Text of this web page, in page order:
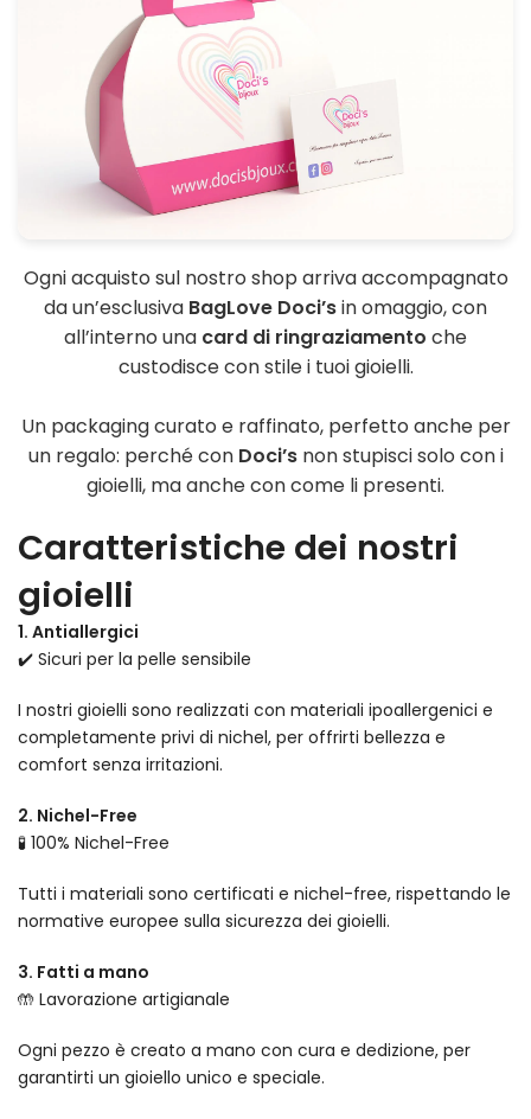
Ogni acquisto sul nostro shop arriva accompagnato
da un’esclusiva BagLove Doci’sin omaggio, con
all’interno una card di ringraziamento che
custodisce con stile i tuoi gioielli.
Un packaging curato e raffinato, perfetto anche per
un regalo: perché con Doci’snon stupisci solo con i
gioielli, ma anche con come li presenti.
Caratteristiche dei nostri
gioielli
1. Antiallergici
✔️ Sicuri per la pelle sensibile
I nostri gioielli sono realizzati con materiali ipoallergenici e
completamente privi di nichel, per offrirti bellezza e
comfort senza irritazioni.
2. Nichel-Free
🧪 100% Nichel-Free
Tutti i materiali sono certificati e nichel-free, rispettando le
normative europee sulla sicurezza dei gioielli.
3. Fatti a mano
🤲 Lavorazione artigianale
Ogni pezzo è creato a mano con cura e dedizione, per
garantirti un gioiello unico e speciale.